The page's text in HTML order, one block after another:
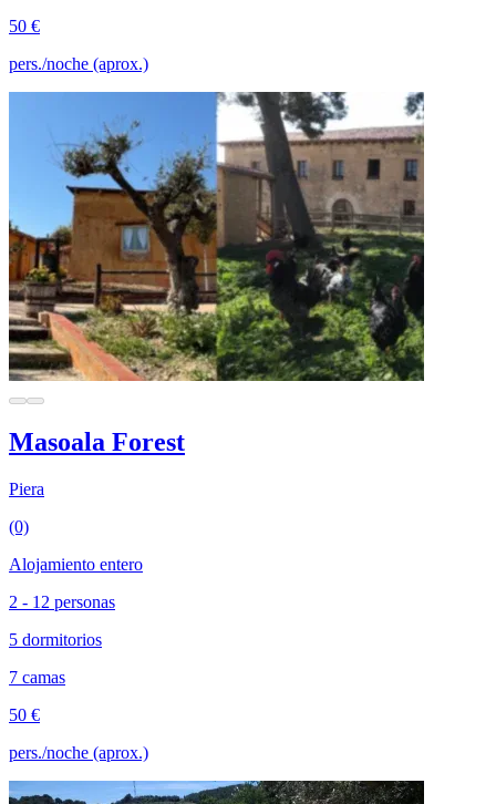
50 €
pers./noche (aprox.)
Masoala Forest
Piera
(0)
Alojamiento entero
2 - 12 personas
5 dormitorios
7 camas
50 €
pers./noche (aprox.)